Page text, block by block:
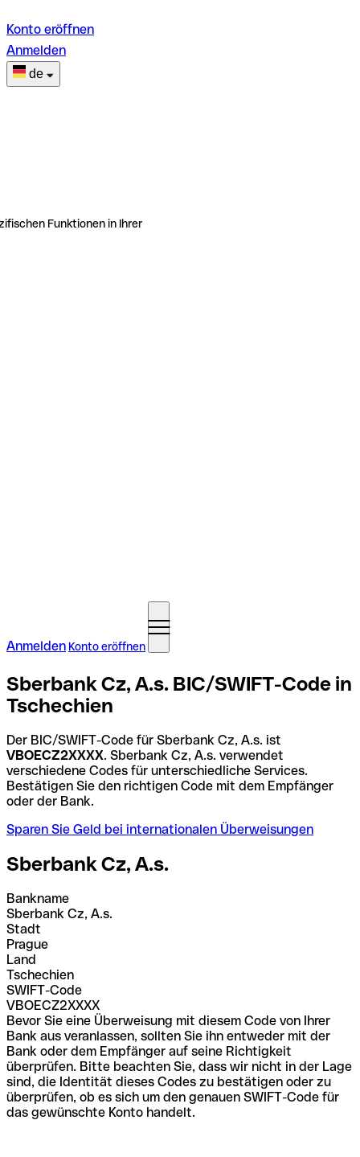
Konto eröffnen
Anmelden
de
Funktionen in Ihrer
Anmelden Konto eröffnen
Sberbank Cz, A.s. BIC/SWIFT-Code in
Tschechien
Der BIC/SWIFT-Code für Sberbank Cz, A.s. ist
VBOECZ2XXXX. Sberbank Cz, A.s. verwendet
verschiedene Codes für unterschiedliche Services.
Bestätigen Sie den richtigen Code mit dem Empfänger
oder der Bank.
Sparen Sie Geld bei internationalen Überweisungen
Sberbank Cz, A.s.
Bankname
Sberbank Cz, A.s.
Stadt
Prague
Land
Tschechien
SWIFT-Code
VBOECZ2XXXX
Bevor Sie eine Überweisung mit diesem Code von Ihrer
Bank aus veranlassen, sollten Sie ihn entweder mit der
Bank oder dem Empfänger auf seine Richtigkeit
überprüfen. Bitte beachten Sie, dass wir nicht in der Lage
sind, die Identität dieses Codes zu bestätigen oder zu
überprüfen, ob es sich um den genauen SWIFT-Code für
das gewünschte Konto handelt.